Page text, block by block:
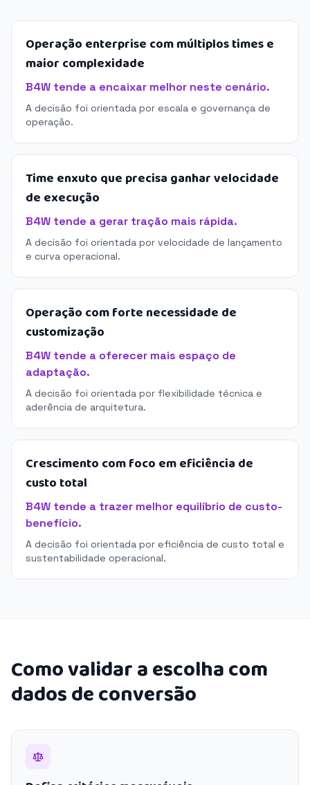
Operação enterprise com múltiplos times e
maior complexidade
B4W tende a encaixar melhor neste cenário.
A decisão foi orientada por escala e governança de
operação.
Time enxuto que precisa ganhar velocidade
de execução
B4W tende a gerar tração mais rápida.
A decisão foi orientada por velocidade de lançamento
e curva operacional.
Operação com forte necessidade de
customização
B4W tende a oferecer mais espaço de
adaptação.
A decisão foi orientada por flexibilidade técnica e
aderência de arquitetura.
Crescimento com foco em eficiência de
custo total
B4W tende a trazer melhor equilíbrio de custo-
benefício.
A decisão foi orientada por eficiência de custo total e
sustentabilidade operacional.
Como validar a escolha com
dados de conversão